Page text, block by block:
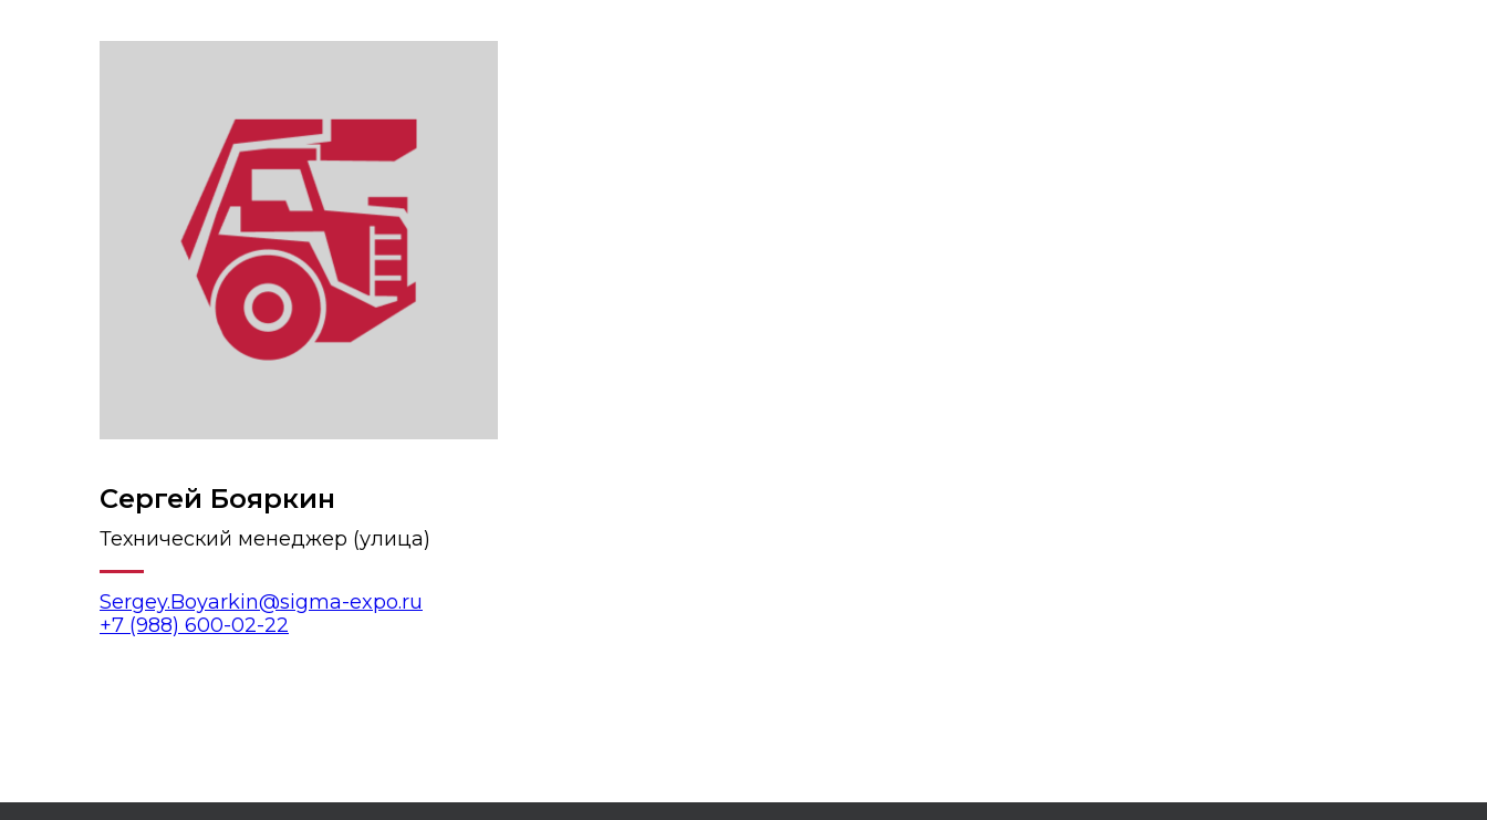
Сергей Бояркин
Технический менеджер (улица)
Sergey.Boyarkin@sigma-expo.ru
+7 (988) 600-02-22